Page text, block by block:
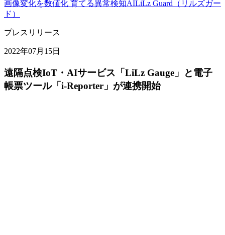
画像変化を数値化 育てる異常検知AILiLz Guard（リルズガー
ド）
プレスリリース
2022年07月15日
遠隔点検IoT・AIサービス「LiLz Gauge」と電子
帳票ツール「i-Reporter」が連携開始